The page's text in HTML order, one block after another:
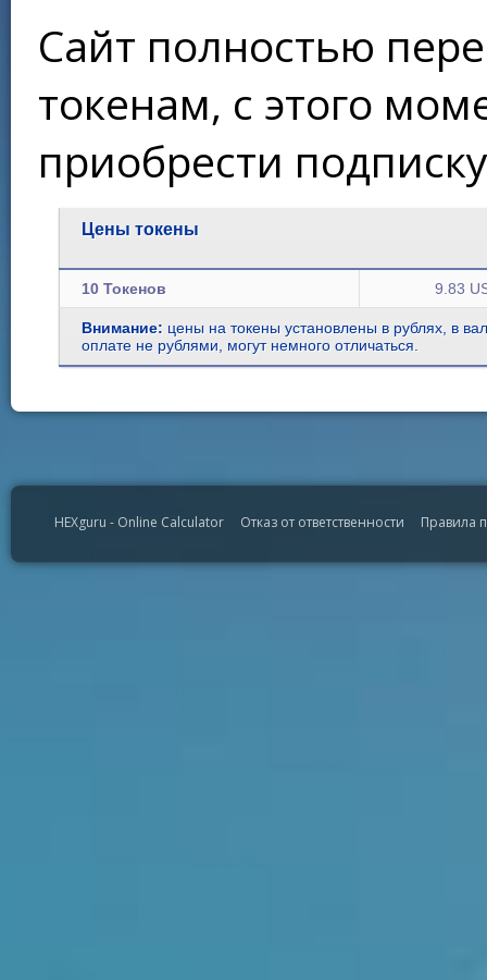
Сайт полностью
токенам, с этого
приобрести
Цены токены
10 Токенов 9.83
Внимание: цены на токены установлены в рублях, в
оплате не рублями, могут немного отличаться.
HEXguru - Online Calculator Отказ от ответственности Правила